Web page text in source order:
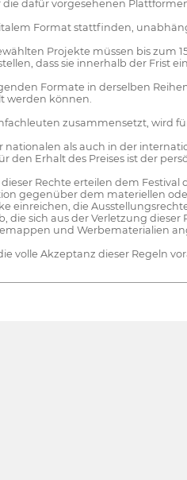
dafür vorgesehenen
Format stattfinden,
Projekte müssen bis zum
dass sie innerhalb der Frist
Formate in derselben
werden können.
zusammensetzt, wird
als auch in der
den Erhalt des Preises ist der
Rechte erteilen dem
gegenüber dem materiellen
einreichen, die
die sich aus der Verletzung
und Werbematerialien
volle Akzeptanz dieser Regeln